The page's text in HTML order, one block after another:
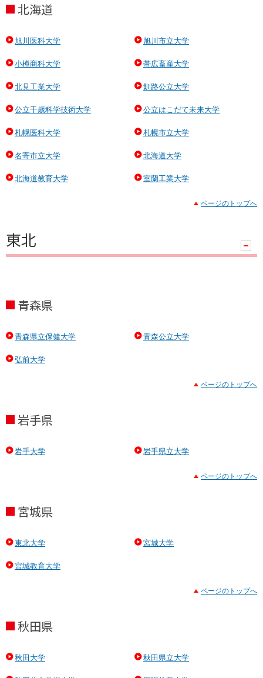
北海道
旭川医科大学 旭川市立大学
小樽商科大学 帯広畜産大学
北見工業大学 釧路公立大学
公立千歳科学技術大学 公立はこだて未来大学
札幌医科大学 札幌市立大学
名寄市立大学 北海道大学
北海道教育大学 室蘭工業大学
ページのトップへ
東北
ン
青森県
青森県立保健大学 青森公立大学
弘前大学
ページのトップへ
岩手県
岩手大学 岩手県立大学
ページのトップへ
宮城県
東北大学 宮城大学
宮城教育大学
ページのトップへ
秋田県
秋田大学 秋田県立大学